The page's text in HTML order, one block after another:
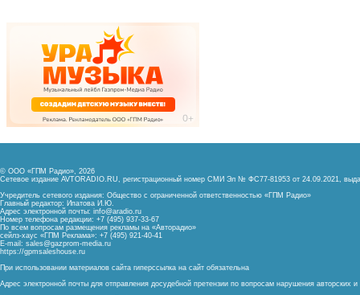
© ООО «ГПМ Радио», 2026
Сетевое издание AVTORADIO.RU, регистрационный номер СМИ Эл № ФС77-81953 от 24.09.2021,
Учредитель сетевого издания: Общество с ограниченной ответственностью «ГПМ Радио»
Главный редактор: Ипатова И.Ю.
Адрес электронной почты: info@aradio.ru
Номер телефона редакции: +7 (495) 937-33-67
По всем вопросам размещения рекламы на «Авторадио»
сейлз-хаус «ГПМ Реклама»: +7 (495) 921-40-41
E-mail: sales@gazprom-media.ru
https://gpmsaleshouse.ru
При использовании материалов сайта гиперссылка на сайт обязательна
Адрес электронной почты для отправления досудебной претензии по вопросам нарушения авторских